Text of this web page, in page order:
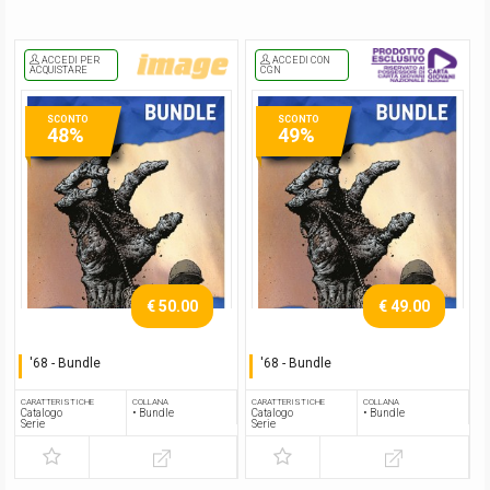
ACCEDI PER
ACQUISTARE
'68 - Bundle
€ 50.00
CARATTERISTICHE
Catalogo
Serie
COLLANA
• Bundle
SCONTO
48%
ACCEDI CON
CGN
'68 - Bundle
€ 49.00
CARATTERISTICHE
Catalogo
Serie
COLLANA
• Bundle
SCONTO
49%